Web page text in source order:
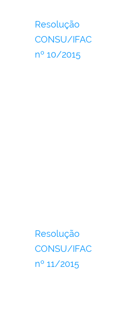
Resolução
CONSU/IFAC
nº 10/2015
Resolução
CONSU/IFAC
nº 11/2015